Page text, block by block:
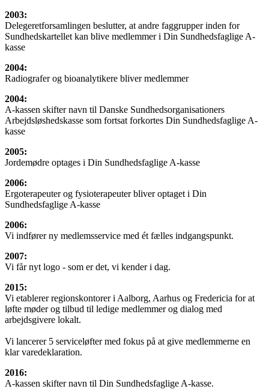
2003:
Delegeretforsamlingen beslutter, at andre faggrupper inden for
Sundhedskartellet kan blive medlemmer i Din Sundhedsfaglige A-
kasse
2004:
Radiografer og bioanalytikere bliver medlemmer
2004:
A-kassen skifter navn til Danske Sundhedsorganisationers
Arbejdsløshedskasse som fortsat forkortes Din Sundhedsfaglige A-
kasse
2005:
Jordemødre optages i Din Sundhedsfaglige A-kasse
2006:
Ergoterapeuter og fysioterapeuter bliver optaget i Din
Sundhedsfaglige A-kasse
2006:
Vi indfører ny medlemsservice med ét fælles indgangspunkt.
2007:
Vi får nyt logo - som er det, vi kender i dag.
2015:
Vi etablerer regionskontorer i Aalborg, Aarhus og Fredericia for at
løfte møder og tilbud til ledige medlemmer og dialog med
arbejdsgivere lokalt.
Vi lancerer 5 serviceløfter med fokus på at give medlemmerne en
klar varedeklaration.
2016:
A-kassen skifter navn til Din Sundhedsfaglige A-kasse.